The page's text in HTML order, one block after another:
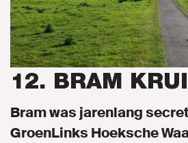
12. BRAM
Bram was jarenlang
GroenLinks Hoeksche
Onze mensen
Onze afdeling
Nieuws